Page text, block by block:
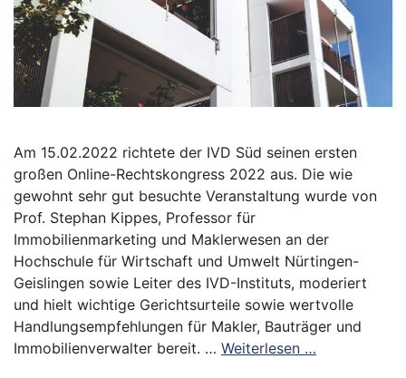
Am 15.02.2022 richtete der IVD Süd seinen ersten
großen Online-Rechtskongress 2022 aus. Die wie
gewohnt sehr gut besuchte Veranstaltung wurde von
Prof. Stephan Kippes, Professor für
Immobilienmarketing und Maklerwesen an der
Hochschule für Wirtschaft und Umwelt Nürtingen-
Geislingen sowie Leiter des IVD-Instituts, moderiert
und hielt wichtige Gerichtsurteile sowie wertvolle
Handlungsempfehlungen für Makler, Bauträger und
Immobilienverwalter bereit. … Weiterlesen …